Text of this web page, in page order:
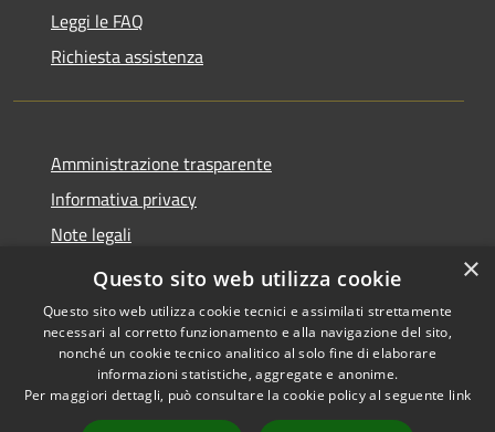
Leggi le FAQ
Richiesta assistenza
Amministrazione trasparente
Informativa privacy
Note legali
Dichiarazione di accessibilità
Accessibilità
Copyright © 2026 • Comune di
San Mauro Marchesato •
×
Questo sito web utilizza cookie
Questo sito web utilizza cookie tecnici e assimilati strettamente
necessari al corretto funzionamento e alla navigazione del sito,
nonché un cookie tecnico analitico al solo fine di elaborare
informazioni statistiche, aggregate e anonime.
Per maggiori dettagli, può consultare la cookie policy al seguente link